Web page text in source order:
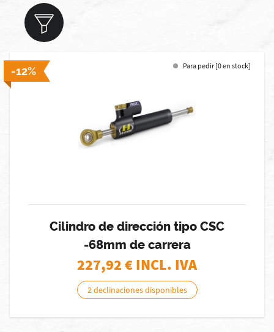
-12% Para pedir [0 en stock]
Cilindro de dirección tipo CSC
-68mm de carrera
227,92€ INCL. IVA
2 declinaciones disponibles